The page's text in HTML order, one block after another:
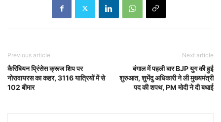
Previous article
कैरिबियन प्रिंसेस क्रूज शिप पर
नोरावायरस का कहर, 3116 यात्रियों में से
102 बीमार
Next article
बंगाल में पहली बार BJP युग की हुई
शुरुआत, शुभेंदु अधिकारी ने ली मुख्यमंत्री
पद की शपथ, PM मोदी ने दी बधाई